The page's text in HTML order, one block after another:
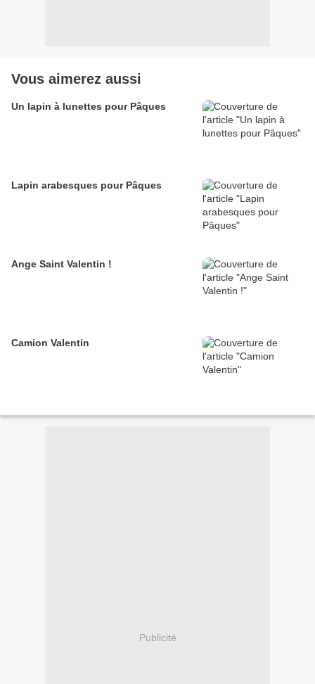
Vous aimerez aussi
Un lapin à lunettes pour Pâques
Lapin arabesques pour Pâques
Ange Saint Valentin !
Camion Valentin
Publicité